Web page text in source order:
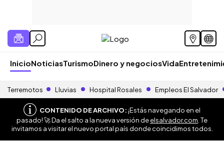
InicioNoticiasTurismoDinero y negociosVida
Terremotos Lluvias Hospital Rosales Empleos El Salvador
CONTENIDO DE ARCHIVO:¡Estás navegando en el
pasado! 🚀 Da el salto a la nueva versión deelsalvador.com . Te
invitamos a visitar el nuevo portal país donde coincidimos todos.